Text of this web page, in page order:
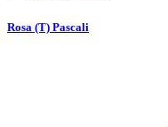
Rosa (T) Pascali